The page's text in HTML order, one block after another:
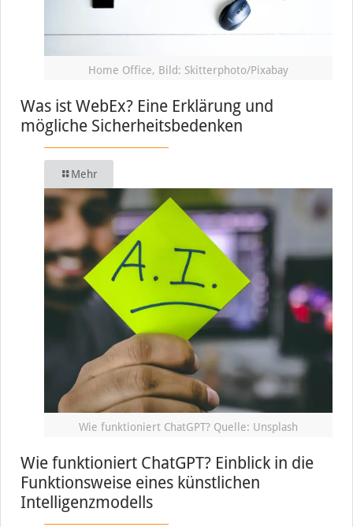
Home Office, Bild: Skitterphoto/Pixabay
Was ist WebEx? Eine Erklärung und
mögliche Sicherheitsbedenken
Mehr
Wie funktioniert ChatGPT? Quelle: Unsplash
Wie funktioniert ChatGPT? Einblick in die
Funktionsweise eines künstlichen
Intelligenzmodells